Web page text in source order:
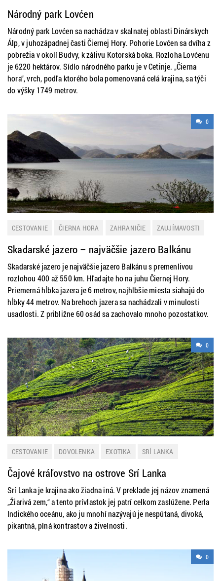
Národný park Lovćen
Národný park Lovćen sa nachádza v skalnatej oblasti Dinárskych
Álp, v juhozápadnej časti Čiernej Hory. Pohorie Lovćen sa dvíha z
pobrežia v okolí Budvy, k zálivu Kotorská boka. Rozloha Lovćenu
je 6220 hektárov. Sídlo národného parku je v Cetinje. „Čierna
hora“, vrch, podľa ktorého bola pomenovaná celá krajina, sa týči
do výšky 1749 metrov.
0
CESTOVANIE ČIERNA HORA ZAHRANIČIE ZAUJÍMAVOSTI
Skadarské jazero – najväčšie jazero Balkánu
Skadarské jazero je najväčšie jazero Balkánu s premenlivou
rozlohou 400 až 550 km. Hľadajte ho na juhu Čiernej Hory.
Priemerná hĺbka jazera je 6 metrov, najhlbšie miesta siahajú do
hĺbky 44 metrov. Na brehoch jazera sa nachádzali v minulosti
usadlosti. Z približne 60 osád sa zachovalo mnoho pozostatkov.
0
CESTOVANIE DOVOLENKA EXOTIKA
SRÍ LANKA
ZAHRANIČIE
Čajové kráľovstvo na ostrove Srí Lanka
Srí Lanka je krajina ako žiadna iná. V preklade jej názov znamená
„Žiarivá zem,“ a tento prívlastok jej patrí celkom zaslúžene. Perla
Indického oceánu, ako ju mnohí nazývajú je nespútaná, divoká,
pikantná, plná kontrastov a živelnosti.
0